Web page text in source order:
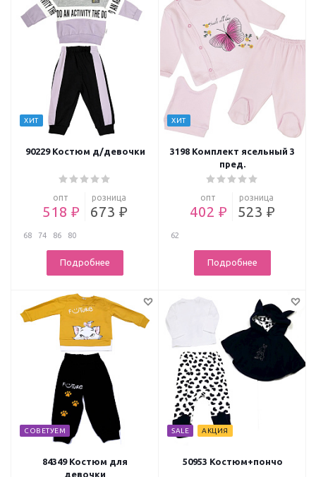
ХИТ
90229 Костюм д/девочки
опт
518 ₽
розница
673 ₽
68 74 86 80
Подробнее
ХИТ
3198 Комплект ясельный 3
пред.
опт
402 ₽
розница
523 ₽
62
Подробнее
СОВЕТУЕМ
84349 Костюм для
девочки
SALE АКЦИЯ
50953 Костюм+пончо